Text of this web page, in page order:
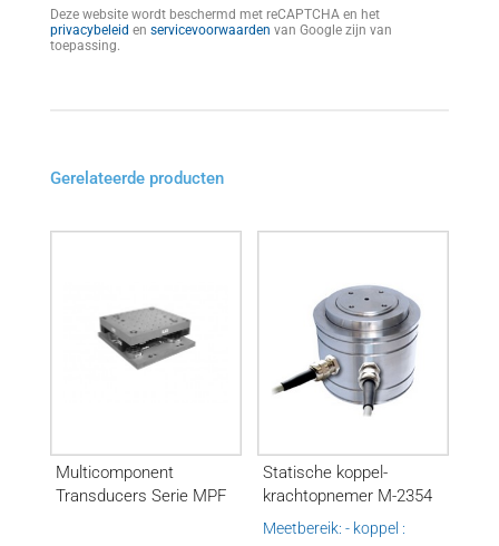
Deze website wordt beschermd met reCAPTCHA en het
privacybeleid en servicevoorwaarden van Google zijn van
toepassing.
Gerelateerde producten
Multicomponent
Transducers Serie MPF
Statische koppel-
krachtopnemer M-2354
Meetbereik: - koppel :